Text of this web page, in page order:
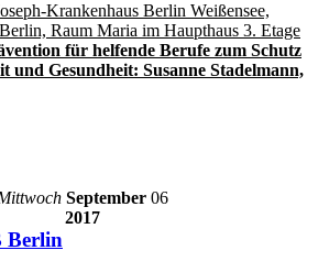
Krankenhaus Berlin Weißensee,
Raum Maria im Haupthaus 3. Etage
für helfende Berufe zum Schutz
und Gesundheit: Susanne Stadelmann,
September 06
2017
Berlin